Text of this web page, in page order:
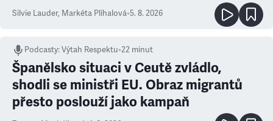
Silvie Lauder, Markéta Plíhalová•5. 8. 2026
Podcasty:Výtah Respektu•22 minut
Španělsko situaci v Ceutě zvládlo,
shodli se ministři EU. Obraz migrantů
přesto poslouží jako kampaň